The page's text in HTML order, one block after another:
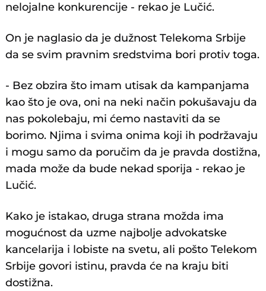
nelojalne konkurencije - rekao je Lučić.
On je naglasio da je dužnost Telekoma Srbije
da se svim pravnim sredstvima bori protiv toga.
- Bez obzira što imam utisak da kampanjama
kao što je ova, oni na neki način pokušavaju da
nas pokolebaju, mi ćemo nastaviti da se
borimo. Njima i svima onima koji ih podržavaju
i mogu samo da poručim da je pravda dostižna,
mada može da bude nekad sporija - rekao je
Lučić.
Kako je istakao, druga strana možda ima
mogućnost da uzme najbolje advokatske
kancelarija i lobiste na svetu, ali pošto Telekom
Srbije govori istinu, pravda će na kraju biti
dostižna.